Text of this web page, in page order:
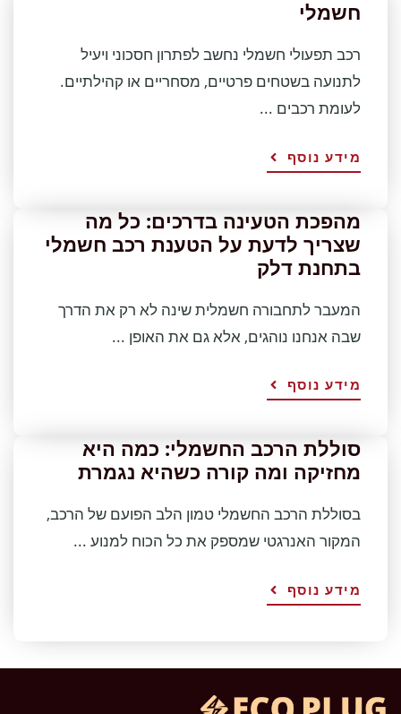
חשמלי
רכב תפעולי חשמלי נחשב לפתרון חסכוני ויעיל
לתנועה בשטחים פרטיים, מסחריים או קהילתיים.
לעומת רכבים ...
מידע נוסף
מהפכת הטעינה בדרכים: כל מה
שצריך לדעת על הטענת רכב חשמלי
בתחנת דלק
המעבר לתחבורה חשמלית שינה לא רק את הדרך
שבה אנחנו נוהגים, אלא גם את האופן ...
מידע נוסף
סוללת הרכב החשמלי: כמה היא
מחזיקה ומה קורה כשהיא נגמרת
בסוללת הרכב החשמלי טמון הלב הפועם של הרכב,
המקור האנרגטי שמספק את כל הכוח למנוע ...
מידע נוסף